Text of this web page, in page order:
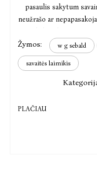
pasaulis sakytum
neužrašo ar
Žymos: w g sebald
savaitės laimikis
PLAČIAU